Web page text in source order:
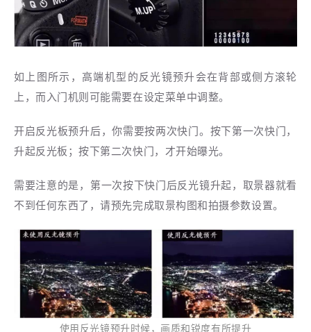
如上图所示，高端机型的反光镜预升会在背部或侧方滚轮
上，而入门机则可能需要在设定菜单中调整。
开启反光板预升后，你需要按两次快门。按下第一次快门，
升起反光板；按下第二次快门，才开始曝光。
需要注意的是，第一次按下快门后反光镜升起，取景器就看
不到任何东西了，请预先完成取景构图和拍摄参数设置。
使用反光镜预升时候，画质和锐度有所提升